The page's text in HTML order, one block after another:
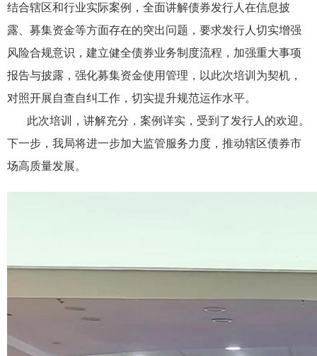
结合辖区和行业实际案例，全面讲解债券发行人在信息披
露、募集资金等方面存在的突出问题，要求发行人切实增强
风险合规意识，建立健全债券业务制度流程，加强重大事项
报告与披露，强化募集资金使用管理，以此次培训为契机，
对照开展自查自纠工作，切实提升规范运作水平。
此次培训，讲解充分，案例详实，受到了发行人的欢迎。
下一步，我局将进一步加大监管服务力度，推动辖区债券市
场高质量发展。